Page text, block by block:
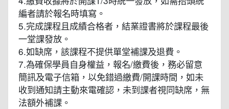
編者請於報名時填寫。
5.完成課程且成績合格者，結業證書將於課程最後
一堂課發放。
6.如缺席，該課程不提供單堂補課及退費。
7.為確保學員自身權益，報名/繳費後，務必留意
簡訊及電子信箱，以免錯過繳費/開課時間，如未
收到通知請主動來電確認，未到課者視同缺席，無
法額外補課。